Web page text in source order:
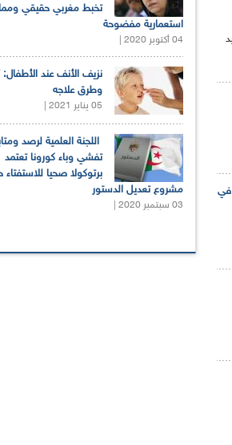
في
تخبط مغربي حقيقي
استعمارية مفضوحة
04 أكتوبر 2020 |
نزيف الأنف عند الأطفال:
وطرق علاجه
05 يناير 2021 |
اللجنة العلمية لرصد
تفشي وباء كورونا تعتمد
برتوكولا صحيا
مشروع تعديل الدستور
03 سبتمبر 2020 |